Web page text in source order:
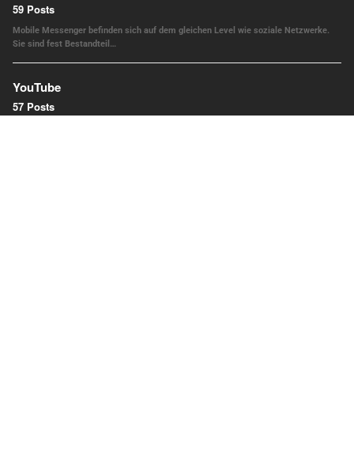
59 Posts
Mobile Messenger befinden sich auf dem gleichen Level wie soziale Netzwerke.
Sie sind fest Bestandteil…
YouTube
57 Posts